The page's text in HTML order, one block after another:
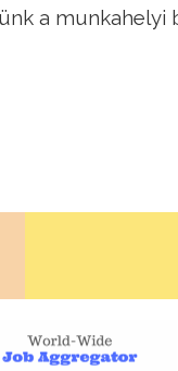
a munkahelyi